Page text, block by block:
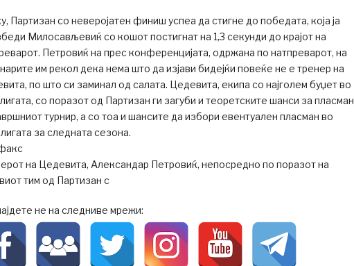
Партизан со неверојатен финиш успеа да стигне до победата, која ја
Милосављевиќ со кошот постигнат на 1,3 секунди до крајот на
Петровиќ на прес конференцијата, одржана по натпреварот, на
им рекол дека нема што да изјави бидејќи повеќе не е тренер на
по што си заминал од салата. Цедевита, екипа со најголем буџет во
со поразот од Партизан ги загуби и теоретските шанси за пласман
турнир, а со тоа и шансите да избори евентуален пласман во
за следната сезона.
на Цедевита, Александар Петровиќ, непосредно по поразот на
тим од Партизан с
не на следниве мрежи: